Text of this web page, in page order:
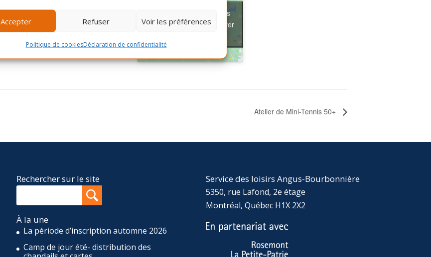
Accepter Refuser Voir les préférences
Politique de cookiesDéclaration de confidentialité
Parc Lafond
3330 avenue Laurier Est
Montréal
Canada+ Google Map
Cliquez pour accepter les
cookies marketing et activer
Atelier de Mini-Tennis 50+
Rechercher sur le site
À la une
La période d’inscription automne 2026
Camp de jour été- distribution des
Service des loisirs Angus-Bourbonnière
5350, rue Lafond, 2e étage
Montréal, Québec H1X 2X2